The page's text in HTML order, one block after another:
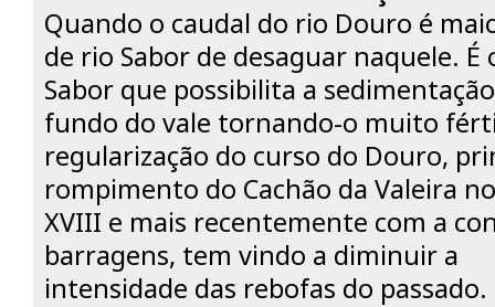
Quando o caudal do rio Douro é
de rio Sabor de desaguar naquele.
Sabor que possibilita a
fundo do vale tornando-o muito
regularização do curso do Douro,
rompimento do Cachão da Valeira
XVIII e mais recentemente com a
barragens, tem vindo a diminuir a
intensidade das rebofas do passado.